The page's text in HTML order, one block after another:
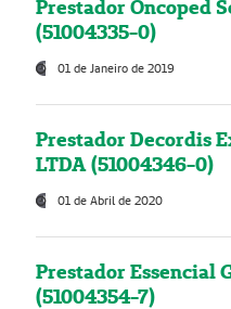
Prestador Oncoped
(51004335-0)
01 de Janeiro de 2019
Prestador Decordis
LTDA (51004346-0)
01 de Abril de 2020
Prestador Essencial
(51004354-7)